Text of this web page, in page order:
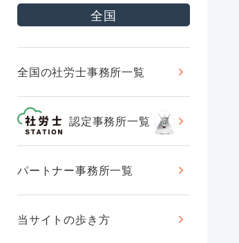
全国
全国の社労士事務所一覧
認定事務所一覧
パートナー事務所一覧
当サイトの歩き方